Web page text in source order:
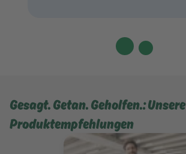
Gesagt. Getan. Geholfen.: Unsere
Produktempfehlungen
Mehr erfahren